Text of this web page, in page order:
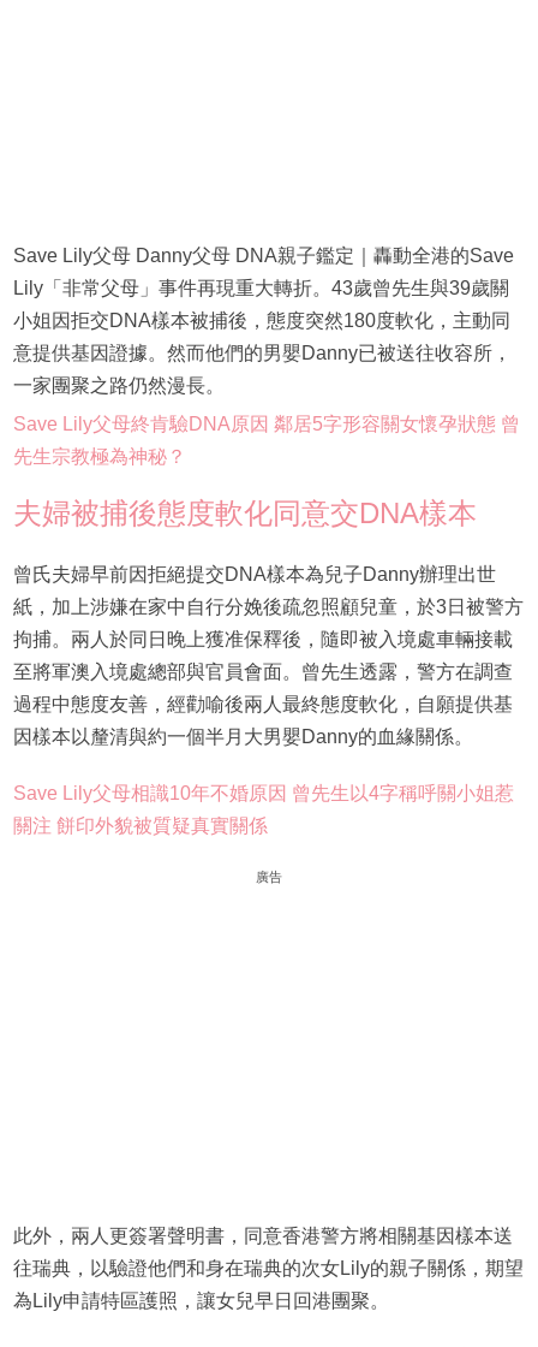
Save Lily父母 Danny父母 DNA親子鑑定｜轟動全港的Save
Lily「非常父母」事件再現重大轉折。43歲曾先生與39歲關
小姐因拒交DNA樣本被捕後，態度突然180度軟化，主動同
意提供基因證據。然而他們的男嬰Danny已被送往收容所，
一家團聚之路仍然漫長。
Save Lily父母終肯驗DNA原因 鄰居5字形容關女懷孕狀態 曾
先生宗教極為神秘？
夫婦被捕後態度軟化同意交DNA樣本
曾氏夫婦早前因拒絕提交DNA樣本為兒子Danny辦理出世
紙，加上涉嫌在家中自行分娩後疏忽照顧兒童，於3日被警方
拘捕。兩人於同日晚上獲准保釋後，隨即被入境處車輛接載
至將軍澳入境處總部與官員會面。曾先生透露，警方在調查
過程中態度友善，經勸喻後兩人最終態度軟化，自願提供基
因樣本以釐清與約一個半月大男嬰Danny的血緣關係。
Save Lily父母相識10年不婚原因 曾先生以4字稱呼關小姐惹
關注 餅印外貌被質疑真實關係
廣告
此外，兩人更簽署聲明書，同意香港警方將相關基因樣本送
往瑞典，以驗證他們和身在瑞典的次女Lily的親子關係，期望
為Lily申請特區護照，讓女兒早日回港團聚。